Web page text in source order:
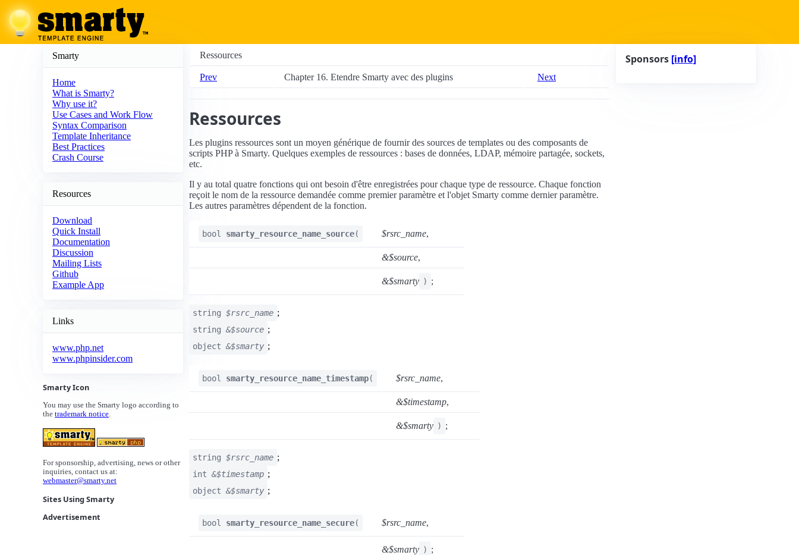
Smarty
Home
What is Smarty?
Why use it?
Use Cases and Work Flow
Syntax Comparison
Template Inheritance
Best Practices
Crash Course
Resources
Download
Quick Install
Documentation
Discussion
Mailing Lists
Github
Example App
Links
www.php.net
www.phpinsider.com
Smarty Icon
You may use the Smarty logo according to
the trademark notice.
For sponsorship, advertising, news or other
inquiries, contact us at:
webmaster@smarty.net
Sites Using Smarty
Advertisement
Ressources
Prev Chapter 16. Etendre Smarty avec des plugins Next
Ressources
Les plugins ressources sont un moyen générique de fournir des sources de templates ou des composants de
scripts PHP à Smarty. Quelques exemples de ressources : bases de données, LDAP, mémoire partagée, sockets,
etc.
Il y au total quatre fonctions qui ont besoin d'être enregistrées pour chaque type de ressource. Chaque fonction
reçoit le nom de la ressource demandée comme premier paramètre et l'objet Smarty comme dernier paramètre.
Les autres paramètres dépendent de la fonction.
bool smarty_resource_name_source( $rsrc_name,
&$source,
&$smarty ) ;
string $rsrc_name ;
string &$source ;
object &$smarty ;
bool smarty_resource_name_timestamp( $rsrc_name,
&$timestamp,
&$smarty ) ;
string $rsrc_name ;
int &$timestamp ;
object &$smarty ;
bool smarty_resource_name_secure( $rsrc_name,
&$smarty ) ;
Sponsors [info]